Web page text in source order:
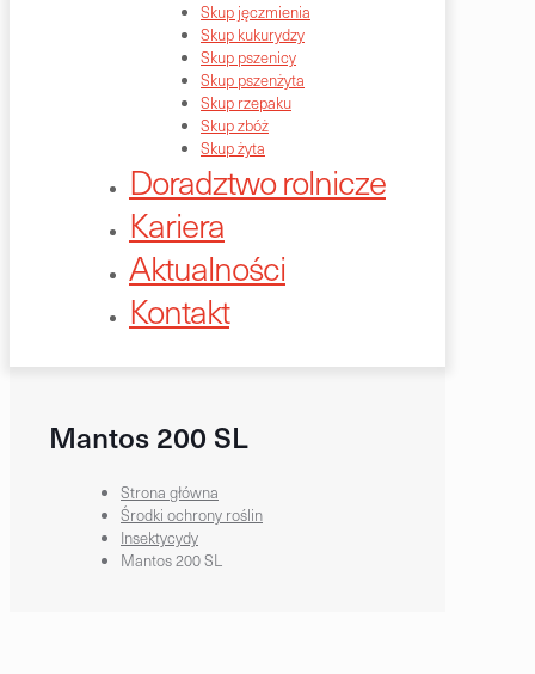
Skup jęczmienia
Skup kukurydzy
Skup pszenicy
Skup pszenżyta
Skup rzepaku
Skup zbóż
Skup żyta
Doradztwo rolnicze
Kariera
Aktualności
Kontakt
Mantos 200 SL
Strona główna
Środki ochrony roślin
Insektycydy
Mantos 200 SL